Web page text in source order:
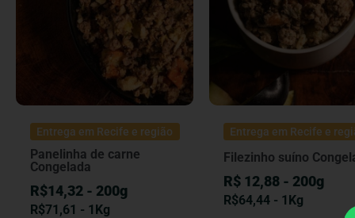
Entrega em Recife e região
Panelinha de carne
Congelada
R$14,32 - 200g
R$71,61 - 1Kg
Entrega em Recife e
Filezinho suíno
R$ 12,88 - 200g
R$64,44 - 1Kg